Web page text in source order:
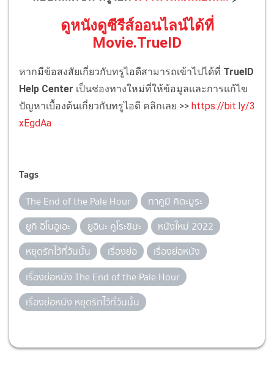
ดูหนังดูซีรีส์ออนไลน์ได้ที่
Movie.TrueID
หากมีข้อสงสัยเกี่ยวกับทรูไอดีสามารถเข้าไปได้ที่ TrueID
Help Center เป็นช่องทางใหม่ที่ให้ข้อมูลและการแก้ไข
ปัญหาเบื้องต้นเกี่ยวกับทรูไอดี คลิกเลย >> https://bit.ly/3
xEgdAa
Tags
The End of the Pale Hour
ทาคูมิ คิตะมูระ
ยูกิ อิโนอูเอะ
ยูอินะ คูโระชิมะ
หนังใหม่ 2022
หยุดรักไว้ที่วันนั้น
เรื่องย่อ
เรื่องย่อหนัง
เรื่องย่อหนัง The End of the Pale Hour
เรื่องย่อหนัง หยุดรักไว้ที่วันนั้น